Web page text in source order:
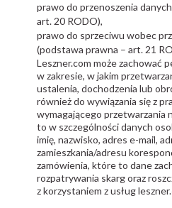
prawo do przenoszenia
art. 20 RODO),
prawo do sprzeciwu wobec
(podstawa prawna – art. 21
Leszner.com może zachować
w zakresie, w jakim
ustalenia, dochodzenia lub
również do wywiązania się z
wymagającego przetwarzania
to w szczególności danych
imię, nazwisko, adres e-mail,
zamieszkania/adresu
zamówienia, które to dane
rozpatrywania skarg oraz
z korzystaniem z usług